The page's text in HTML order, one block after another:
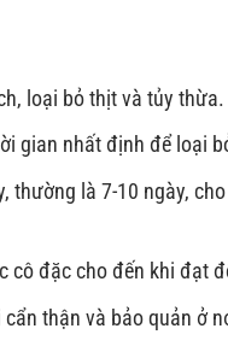
loại bỏ thịt và tủy thừa.
gian nhất định để loại
thường là 7-10 ngày,
cô đặc cho đến khi đạt
thận và bảo quản ở